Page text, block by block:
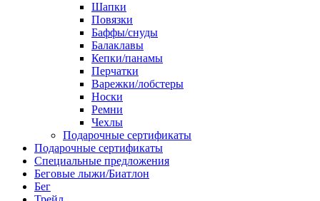
Шапки
Повязки
Баффы/снуды
Балаклавы
Кепки/панамы
Перчатки
Варежки/лобстеры
Носки
Ремни
Чехлы
Подарочные сертификаты
Подарочные сертификаты
Специальные предложения
Беговые лыжи/Биатлон
Бег